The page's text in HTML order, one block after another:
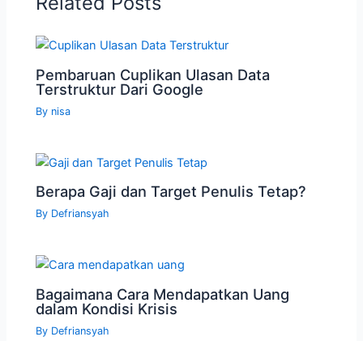
Pembaruan Cuplikan Ulasan Data
Terstruktur Dari Google
By nisa
Berapa Gaji dan Target Penulis Tetap?
By Defriansyah
Bagaimana Cara Mendapatkan Uang
dalam Kondisi Krisis
By Defriansyah